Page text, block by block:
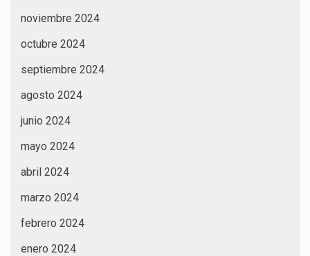
noviembre 2024
octubre 2024
septiembre 2024
agosto 2024
junio 2024
mayo 2024
abril 2024
marzo 2024
febrero 2024
enero 2024